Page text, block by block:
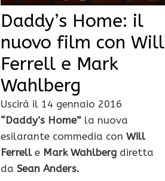
Daddy’s Home: il
nuovo film con Will
Ferrell e Mark
Wahlberg
Uscirà il 14 gennaio 2016
“Daddy’s Home” la nuova
esilarante commedia conWill
Ferrelle Mark Wahlberg diretta
daSean Anders.